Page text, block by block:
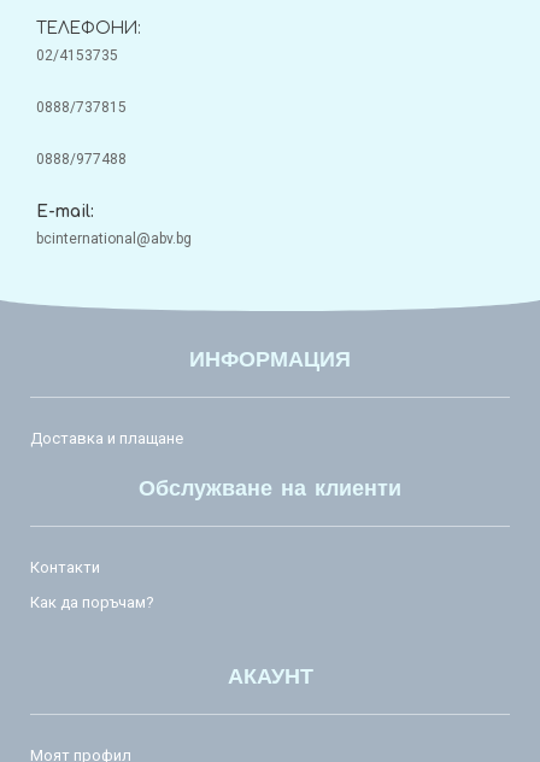
ТЕЛЕФОНИ:
02/4153735
0888/737815
0888/977488
E-mail:
bcinternational@abv.bg
ИНФОРМАЦИЯ
Доставка и плащане
Обслужване на клиенти
Контакти
Как да поръчам?
АКАУНТ
Моят профил